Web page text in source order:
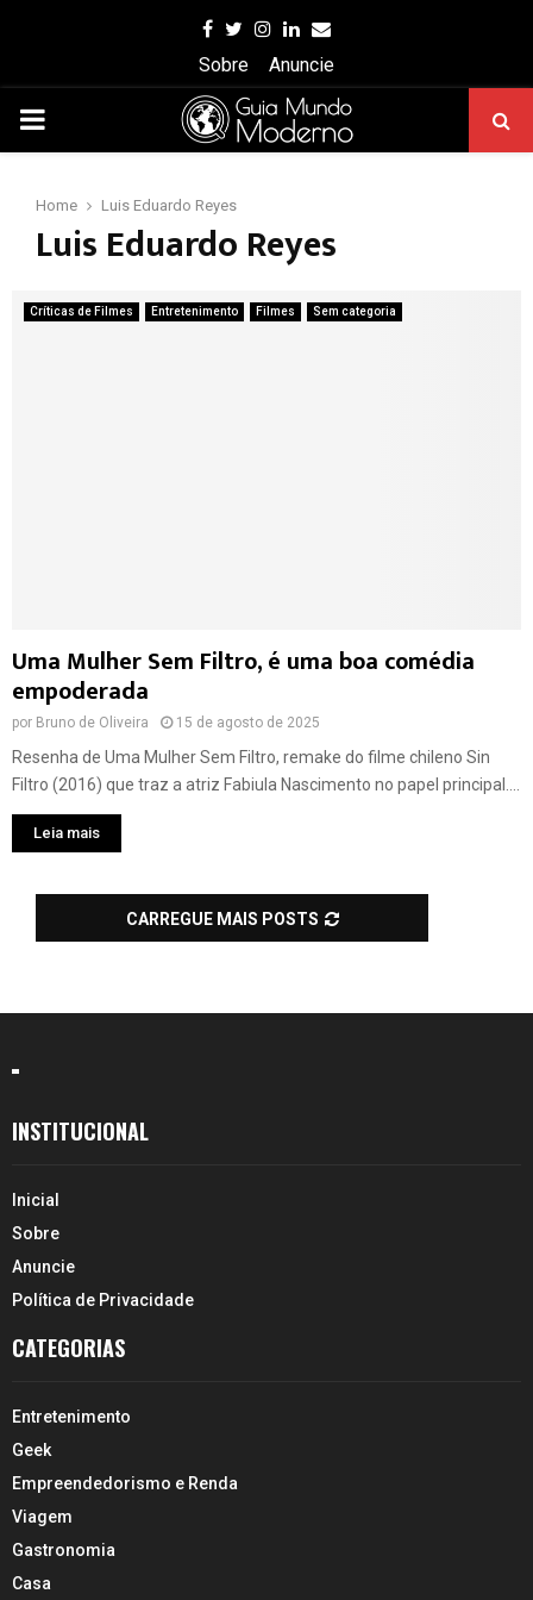
Facebook
Twitter
Instagram
Linkedin
Email
Sobre
Anuncie
PRIMARY
Home Luis Eduardo Reyes
Luis Eduardo Reyes
Críticas de Filmes Entretenimento Filmes Sem categoria
Uma Mulher Sem Filtro, é uma boa comédia
empoderada
por Bruno de Oliveira 15 de agosto de 2025
Resenha de Uma Mulher Sem Filtro, remake do filme chileno Sin
Filtro (2016) que traz a atriz Fabiula Nascimento no papel principal....
Leia mais
CARREGUE MAIS POSTS
INSTITUCIONAL
Inicial
Sobre
Anuncie
Política de Privacidade
CATEGORIAS
Entretenimento
Geek
Empreendedorismo e Renda
Viagem
Gastronomia
Casa